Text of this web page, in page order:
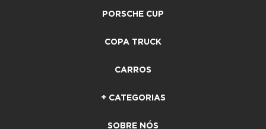
PORSCHE CUP
COPA TRUCK
CARROS
+ CATEGORIAS
SOBRE NÓS